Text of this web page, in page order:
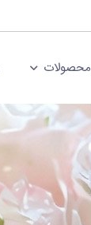
محصولات